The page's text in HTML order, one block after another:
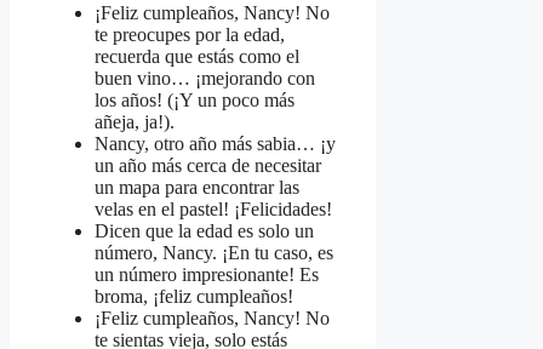
¡Feliz cumpleaños, Nancy! No
te preocupes por la edad,
recuerda que estás como el
buen vino… ¡mejorando con
los años! (¡Y un poco más
añeja, ja!).
Nancy, otro año más sabia… ¡y
un año más cerca de necesitar
un mapa para encontrar las
velas en el pastel! ¡Felicidades!
Dicen que la edad es solo un
número, Nancy. ¡En tu caso, es
un número impresionante! Es
broma, ¡feliz cumpleaños!
¡Feliz cumpleaños, Nancy! No
te sientas vieja, solo estás